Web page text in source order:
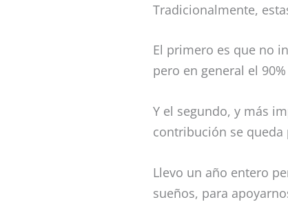
Tradicionalmente,
El primero es que no
pero en general el
Y el segundo, y más
contribución se queda
Llevo un año entero
sueños, para